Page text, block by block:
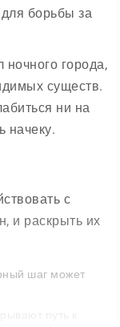
борьбы за
ночного города,
существ.
ни на
начеку.
с
и раскрыть их
шаг может
путь к